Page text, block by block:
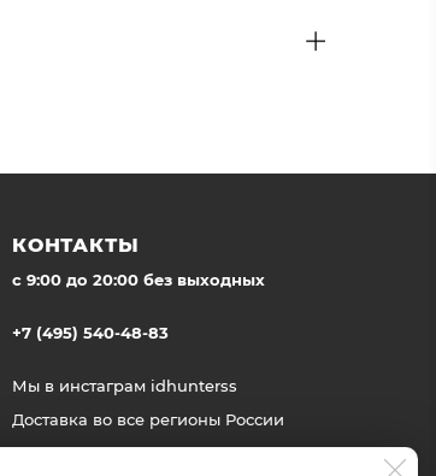
КОНТАКТЫ
c 9:00 до 20:00 без выходных
+7 (495) 540-48-83
Мы в инстаграм idhunterss
Доставка во все регионы России